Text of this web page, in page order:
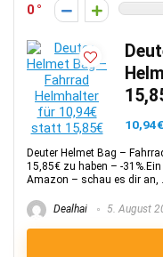
0
10,94€
Deuter Helmet Bag –
15,85€ zu haben – -
Amazon – schau es dir an, ...
Dealhai 5. August